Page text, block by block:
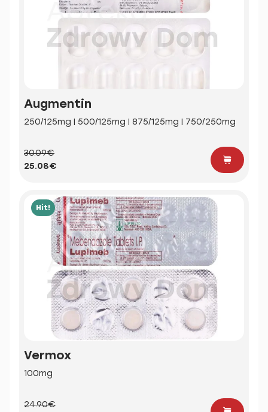
Augmentin
250/125mg | 500/125mg | 875/125mg | 750/250mg
30.09€
25.08€
Hit!
Vermox
100mg
24.90€